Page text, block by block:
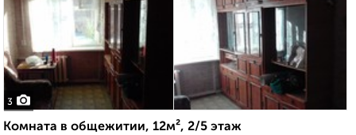
3
Комната в общежитии, 12м², 2/5 этаж